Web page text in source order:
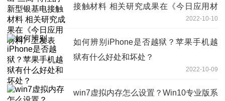
接触材料 相关研究成果在《今日应用材
2022-10-10
如何辨别iPhone是否越狱？苹果手机越
狱有什么好处和坏处？
2022-10-09
win7虚拟内存怎么设置？Win10专业版系